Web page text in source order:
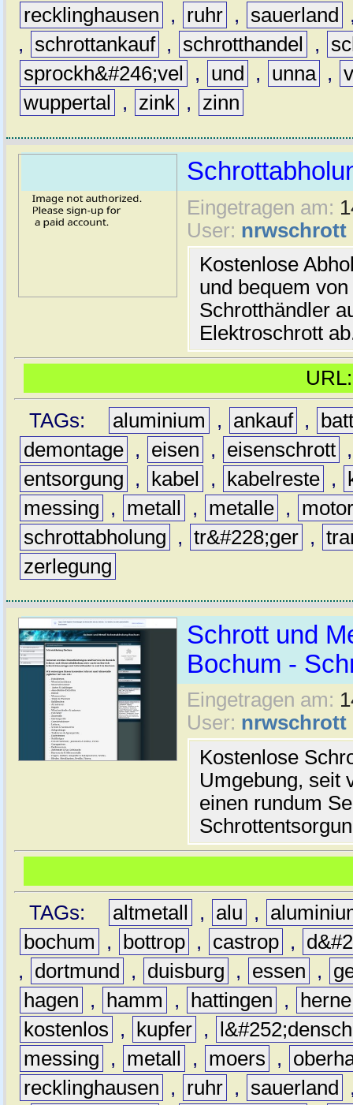
recklinghausen , ruhr , sauerland
,
schrottankauf , schrotthandel ,
sprockh&#246;vel
, und , unna ,
wuppertal
, zink , zinn
Eingetragen am:
User: nrwschrott
Kostenlose
und bequem
Schrotthändler
Elektroschrott
TAGs:
aluminium , ankauf ,
demontage , eisen , eisenschrott
entsorgung
, kabel , kabelreste ,
messing
, metall , metalle ,
schrottabholung
, tr&#228;ger ,
zerlegung
Schrott und
Bochum -
Eingetragen am:
User: nrwschrott
Kostenlose
Umgebung, seit
einen rundum
TAGs: altmetall , alu ,
bochum
, bottrop , castrop ,
,
dortmund , duisburg , essen ,
hagen
, hamm , hattingen ,
herne
kostenlos
, kupfer ,
messing
, metall , moers ,
recklinghausen
, ruhr , sauerland